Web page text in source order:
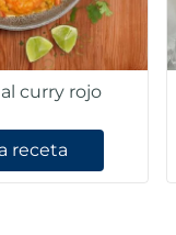
curry rojo
receta